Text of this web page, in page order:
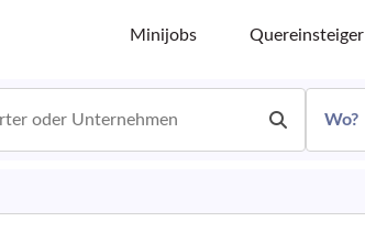
Minijobs Quereinsteiger
Wo?